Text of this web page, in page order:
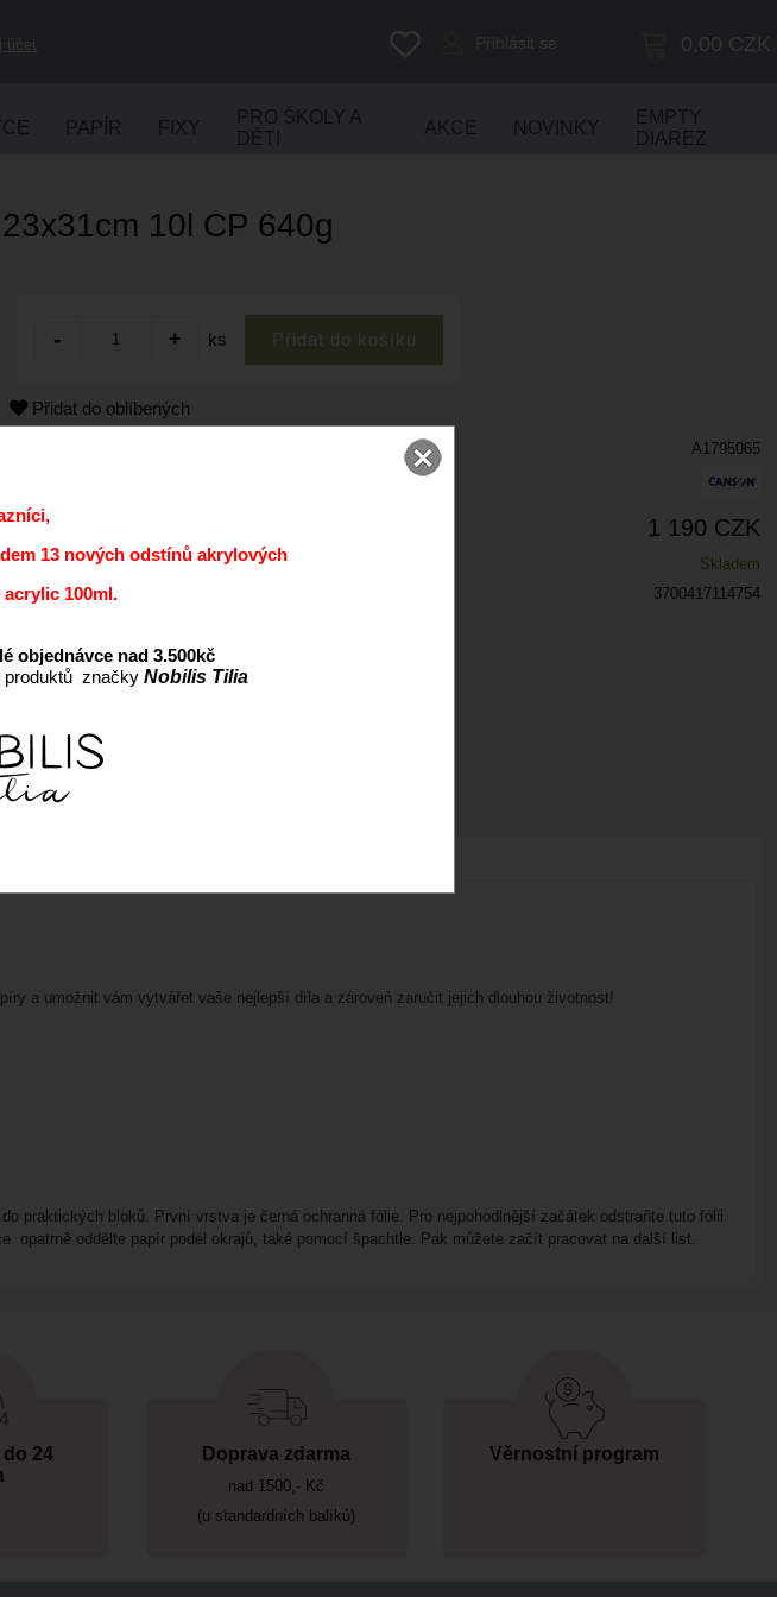
účet 0,00 CZK
Přihlásit se
PAPÍR FIXY
PRO ŠKOLY A
DĚTI
AKCE NOVINKY
EMPTY
DIAREZ
10l CP 640g
ks
Přidat do oblíbených
A1795065
Cena s DPH: 1 190 CZK
Dostupnost:
Skladem
EAN:
3700417114754
a umožnit vám vytvářet vaše nejlepší díla a zároveň zaručit jejich dlouhou životnost!
praktických bloků. První vrstva je černá ochranná fólie. Pro nejpohodlnější začátek odstraňte tuto fólii
oddělte papír podél okrajů, také pomocí špachtle. Pak můžete začít pracovat na další list.
do 24
Doprava zdarma
nad 1500,- Kč
(u standardních balíků)
Věrnostní program
13 nových odstínů akrylových
100ml.
objednávce nad 3.500kč
produktů značky Nobilis Tilia